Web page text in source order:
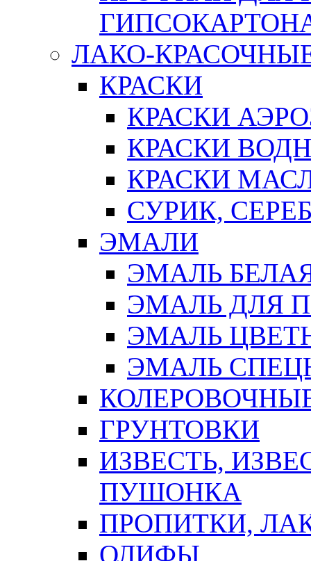
ЛАКО-
КРАСКИ
КРАСКИ
КРАСКИ
КРАСКИ
СУРИК,
ЭМАЛИ
ЭМАЛЬ
ЭМАЛЬ ДЛЯ
ЭМАЛЬ
ЭМАЛЬ
ГРУНТОВКИ
ИЗВЕСТЬ,
ПУШОНКА
ПРОПИТКИ,
ОЛИФЫ